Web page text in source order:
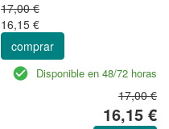
17,00 €
16,15 €
comprar
Disponible en 48/72 horas
17,00 €
16,15 €